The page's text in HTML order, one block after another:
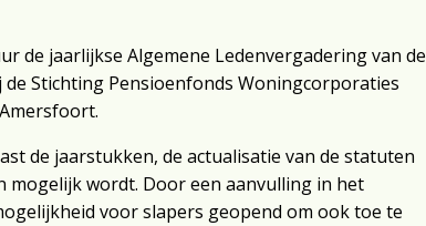
de jaarlijkse Algemene Ledenvergadering van de
Stichting Pensioenfonds Woningcorporaties
de jaarstukken, de actualisatie van de statuten
wordt. Door een aanvulling in het
voor slapers geopend om ook toe te